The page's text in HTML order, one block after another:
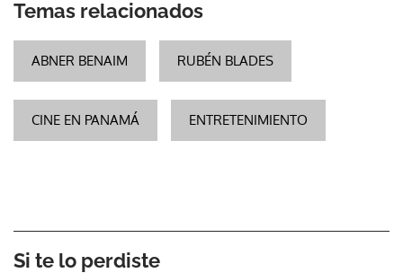
Temas relacionados
ABNER BENAIM RUBÉN BLADES
CINE EN PANAMÁ ENTRETENIMIENTO
Si te lo perdiste